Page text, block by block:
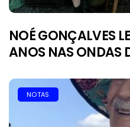
NOÉ GONÇALVES
ANOS NAS ONDAS
NOTAS